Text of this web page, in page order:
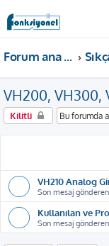
Forum ana sayfa
VH200, VH300,
Kilitli
VH210 Analog
Son mesaj gönderen
Kullanılan ve
Son mesaj gönderen